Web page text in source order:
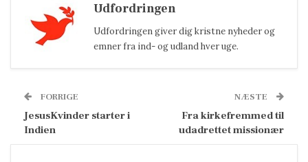
Udfordringen
Udfordringen giver dig kristne nyheder og
emner fra ind- og udland hver uge.
FORRIGE
JesusKvinder starter i
Indien
NÆSTE
Fra kirkefremmed til
udadrettet missionær